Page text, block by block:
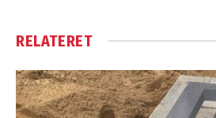
RELATERET